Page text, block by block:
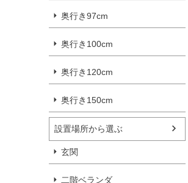
奥行き97cm
奥行き100cm
奥行き120cm
奥行き150cm
設置場所から選ぶ
玄関
二階ベランダ